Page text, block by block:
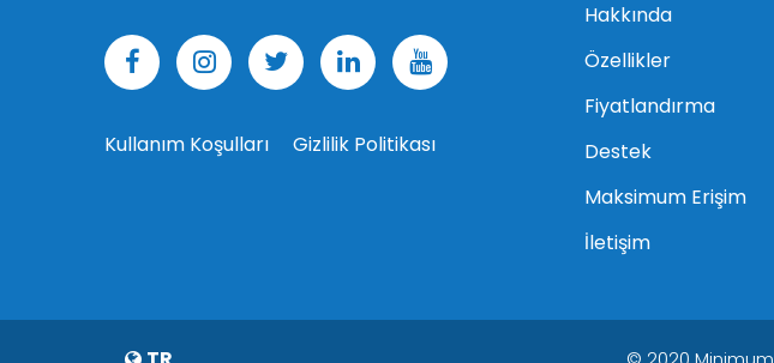
Kullanım Koşulları Gizlilik Politikası
Hakkında
Özellikler
Fiyatlandırma
Destek
Maksimum Erişim
İletişim